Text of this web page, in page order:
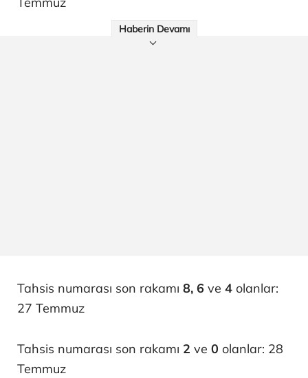
Haberin Devamı
Tahsis numarası son rakamı 8, 6 ve 4 olanlar:
27 Temmuz
Tahsis numarası son rakamı 2 ve 0 olanlar: 28
Temmuz